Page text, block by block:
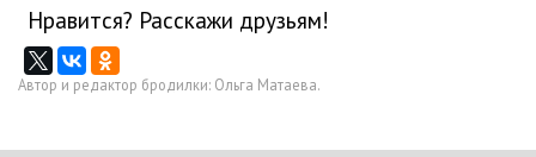
Нравится? Расскажи друзьям!
Автор и редактор бродилки: Ольга Матаева.